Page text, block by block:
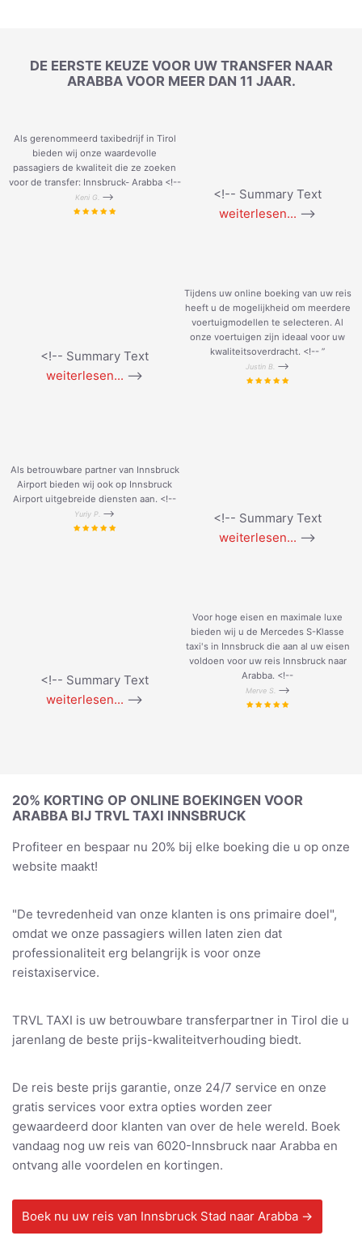
DE EERSTE KEUZE VOOR UW TRANSFER NAAR
ARABBA VOOR MEER DAN 11 JAAR.
Als gerenommeerd taxibedrijf in Tirol
bieden wij onze waardevolle
passagiers de kwaliteit die ze zoeken
voor de transfer: Innsbruck- Arabba <!--
Keni G. -->
<!-- Summary Text
weiterlesen... -->
<!-- Summary Text
weiterlesen... -->
Tijdens uw online boeking van uw reis
heeft u de mogelijkheid om meerdere
voertuigmodellen te selecteren. Al
onze voertuigen zijn ideaal voor uw
kwaliteitsoverdracht. <!-- ”
Justin B. -->
Als betrouwbare partner van Innsbruck
Airport bieden wij ook op Innsbruck
Airport uitgebreide diensten aan. <!--
Yuriy P. -->
<!-- Summary Text
weiterlesen... -->
<!-- Summary Text
weiterlesen... -->
Voor hoge eisen en maximale luxe
bieden wij u de Mercedes S-Klasse
taxi's in Innsbruck die aan al uw eisen
voldoen voor uw reis Innsbruck naar
Arabba. <!--
Merve S. -->
20% KORTING OP ONLINE BOEKINGEN VOOR
ARABBA BIJ TRVL TAXI INNSBRUCK
Profiteer en bespaar nu 20% bij elke boeking die u op onze
website maakt!
"De tevredenheid van onze klanten is ons primaire doel",
omdat we onze passagiers willen laten zien dat
professionaliteit erg belangrijk is voor onze
reistaxiservice.
TRVL TAXI is uw betrouwbare transferpartner in Tirol die u
jarenlang de beste prijs-kwaliteitverhouding biedt.
De reis beste prijs garantie, onze 24/7 service en onze
gratis services voor extra opties worden zeer
gewaardeerd door klanten van over de hele wereld. Boek
vandaag nog uw reis van 6020-Innsbruck naar Arabba en
ontvang alle voordelen en kortingen.
Boek nu uw reis van Innsbruck Stad naar Arabba →